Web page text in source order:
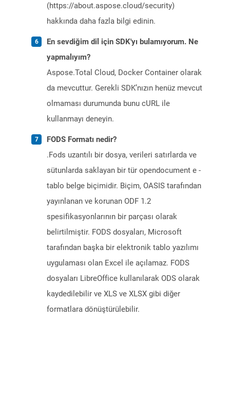
(https://about.aspose.cloud/security)
hakkında daha fazla bilgi edinin.
En sevdiğim dil için SDK'yı bulamıyorum. Ne
yapmalıyım?
Aspose.Total Cloud, Docker Container olarak
da mevcuttur. Gerekli SDK’nızın henüz mevcut
olmaması durumunda bunu cURL ile
kullanmayı deneyin.
FODS Formatı nedir?
.Fods uzantılı bir dosya, verileri satırlarda ve
sütunlarda saklayan bir tür opendocument e -
tablo belge biçimidir. Biçim, OASIS tarafından
yayınlanan ve korunan ODF 1.2
spesifikasyonlarının bir parçası olarak
belirtilmiştir. FODS dosyaları, Microsoft
tarafından başka bir elektronik tablo yazılımı
uygulaması olan Excel ile açılamaz. FODS
dosyaları LibreOffice kullanılarak ODS olarak
kaydedilebilir ve XLS ve XLSX gibi diğer
formatlara dönüştürülebilir.